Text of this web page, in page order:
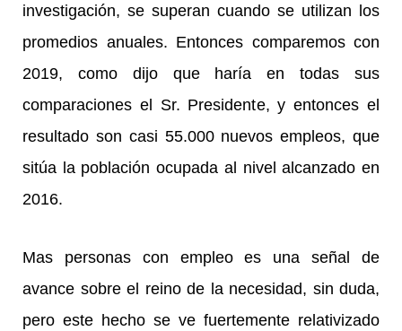
investigación, se superan cuando se utilizan los
promedios anuales. Entonces comparemos con
2019, como dijo que haría en todas sus
comparaciones el Sr. Presidente, y entonces el
resultado son casi 55.000 nuevos empleos, que
sitúa la población ocupada al nivel alcanzado en
2016.
Mas personas con empleo es una señal de
avance sobre el reino de la necesidad, sin duda,
pero este hecho se ve fuertemente relativizado